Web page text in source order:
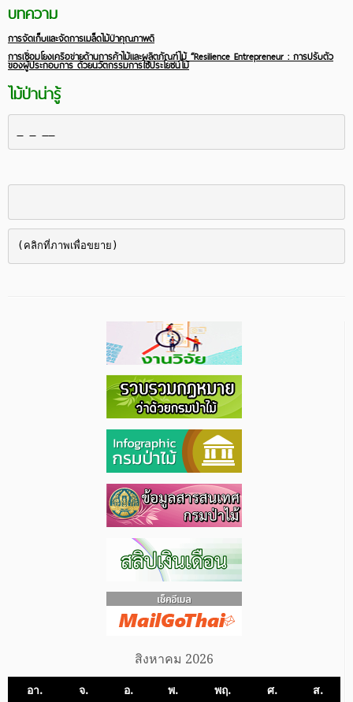
บทความ
การจัดเก็บและจัดการเมล็ดไม้ป่าคุณภาพดี
การเชื่อมโยงเครือข่ายด้านการค้าไม้และผลิตภัณฑ์ไม้ “Resilience Entrepreneur : การปรับตัว
ของผู้ประกอบการ ด้วยนวัตกรรมการใช้ประโยชน์ไม้
ไม้ป่าน่ารู้
(คลิกที่ภาพเพื่อขยาย)
สิงหาคม 2026
อา. จ. อ. พ. พฤ. ศ. ส.